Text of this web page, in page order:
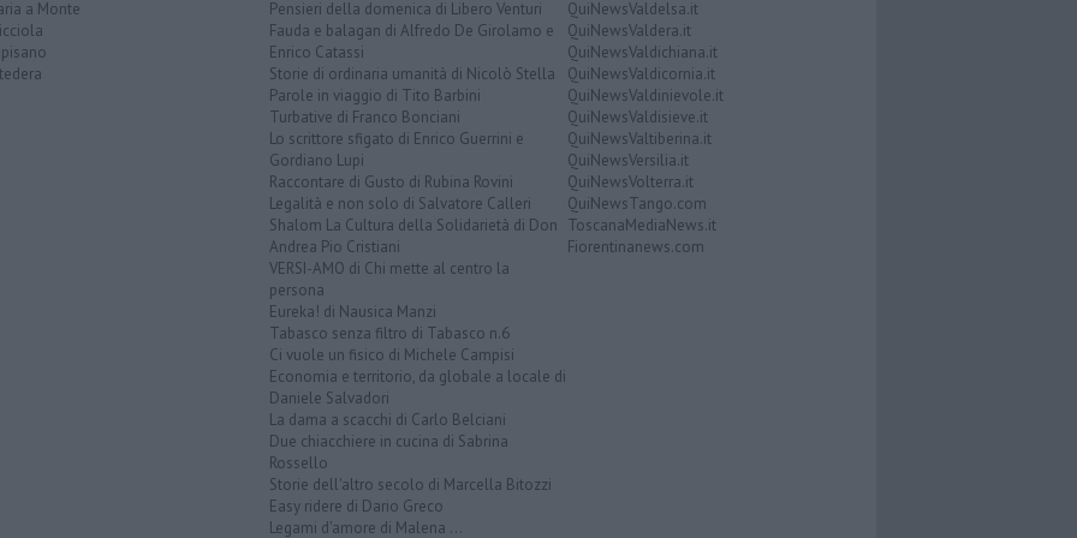
a Monte
Pensieri della domenica di Libero Venturi
Fauda e balagan di Alfredo De Girolamo e
Enrico Catassi
Storie di ordinaria umanità di Nicolò Stella
Parole in viaggio di Tito Barbini
Turbative di Franco Bonciani
Lo scrittore sfigato di Enrico Guerrini e
Gordiano Lupi
Raccontare di Gusto di Rubina Rovini
Legalità e non solo di Salvatore Calleri
Shalom La Cultura della Solidarietà di Don
Andrea Pio Cristiani
VERSI-AMO di Chi mette al centro la
persona
Eureka! di Nausica Manzi
Tabasco senza filtro di Tabasco n.6
Ci vuole un fisico di Michele Campisi
Economia e territorio, da globale a locale di
Daniele Salvadori
La dama a scacchi di Carlo Belciani
Due chiacchiere in cucina di Sabrina
Rossello
Storie dell'altro secolo di Marcella Bitozzi
Easy ridere di Dario Greco
Legami d'amore di Malena ...
QuiNewsValdelsa.it
QuiNewsValdera.it
QuiNewsValdichiana.it
QuiNewsValdicornia.it
QuiNewsValdinievole.it
QuiNewsValdisieve.it
QuiNewsValtiberina.it
QuiNewsVersilia.it
QuiNewsVolterra.it
QuiNewsTango.com
ToscanaMediaNews.it
Fiorentinanews.com